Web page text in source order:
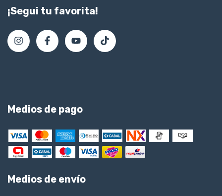
¡Segui tu favorita!
Medios de pago
Medios de envío